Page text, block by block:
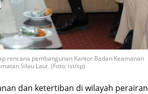
rencana pembangunan Kantor Badan Keamanan
Silau Laut. (Foto: ist/sp)
dan ketertiban di wilayah perairan